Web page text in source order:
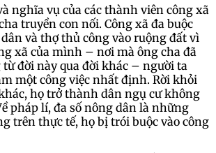
nghĩa vụ của các thành viên công xã
truyền con nối. Công xã đa buộc
và thợ thủ công vào ruộng đất vì
xã của mình – nơi mà ông cha đã
từ đời này qua đời khác – người ta
một công việc nhất định. Rời khỏi
họ trở thành dân ngụ cư không
pháp lí, đa số nông dân là những
trên thực tế, họ bị trói buộc vào công